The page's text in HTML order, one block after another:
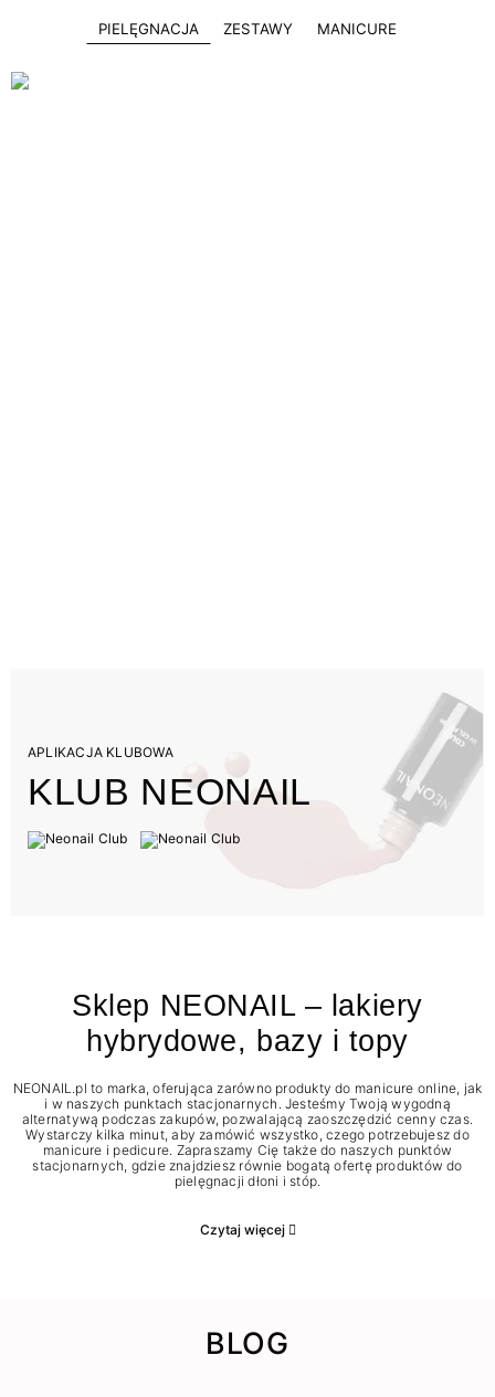
PIELĘGNACJA ZESTAWY MANICURE
APLIKACJA KLUBOWA
KLUB NEONAIL
Sklep NEONAIL – lakiery
hybrydowe, bazy i topy
NEONAIL.pl to marka, oferująca zarówno produkty do manicure online, jak
i w naszych punktach stacjonarnych. Jesteśmy Twoją wygodną
alternatywą podczas zakupów, pozwalającą zaoszczędzić cenny czas.
Wystarczy kilka minut, aby zamówić wszystko, czego potrzebujesz do
manicure i pedicure. Zapraszamy Cię także do naszych punktów
stacjonarnych, gdzie znajdziesz równie bogatą ofertę produktów do
pielęgnacji dłoni i stóp.
Czytaj więcej
BLOG